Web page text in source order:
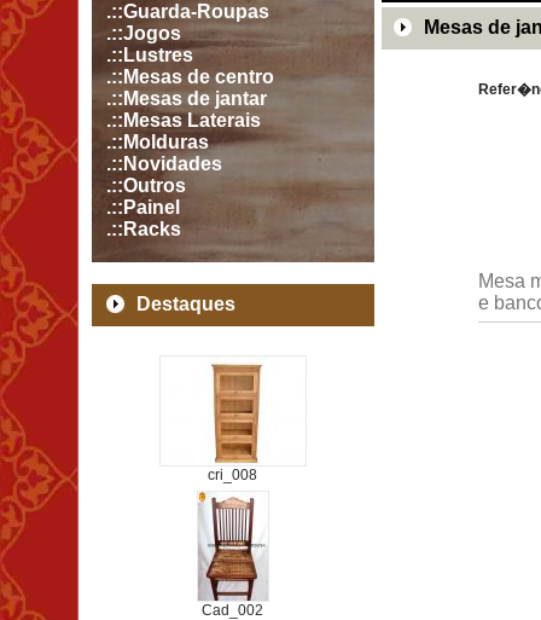
.::Guarda-Roupas
.::Jogos
.::Lustres
.::Mesas de centro
.::Mesas de jantar
.::Mesas Laterais
.::Molduras
.::Novidades
.::Outros
.::Painel
.::Racks
Destaques
cri_008
Cad_002
Mesas de
Mesa
e